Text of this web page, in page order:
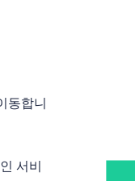
동합니
서비